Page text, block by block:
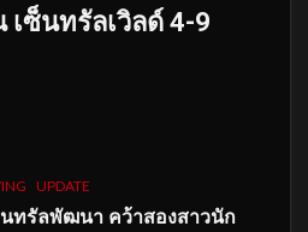
ซ็นทรัลเวิลด์ 4-9
UPDATE
นทรัลพัฒนา คว้าสองสาวนัก